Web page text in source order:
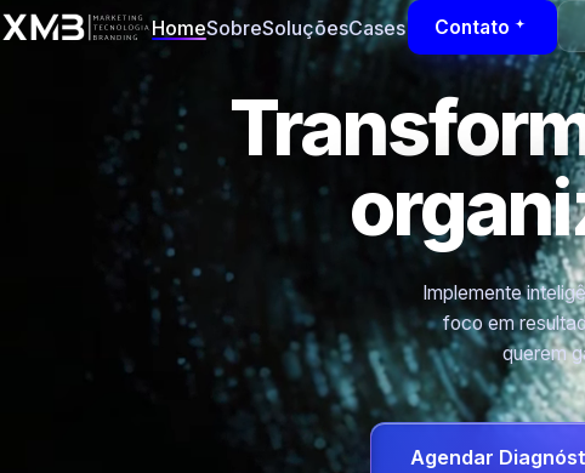
HomeSobreSoluçõesCases Contato
Implemente
foco em
querem
Agendar